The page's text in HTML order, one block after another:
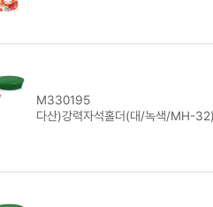
M330195
다산)강력자석홀더(대/녹색/MH-